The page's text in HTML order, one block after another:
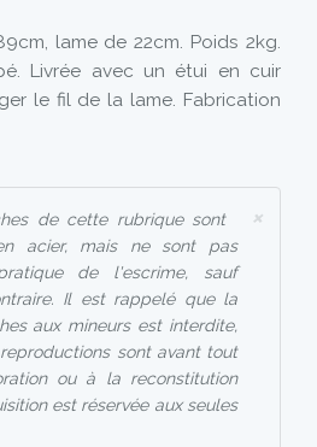
lame de 22cm. Poids 2kg.
Livrée avec un étui en cuir
le fil de la lame. Fabrication
×
de cette rubrique sont
acier, mais ne sont pas
de l'escrime, sauf
Il est rappelé que la
aux mineurs est interdite,
sont avant tout
ou à la reconstitution
est réservée aux seules